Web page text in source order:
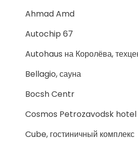
Ahmad Amd
Autochip 67
Autohaus на Королёва,
Bellagio, сауна
Bocsh Centr
Cosmos Petrozavodsk hotel
Cube, гостиничный комплекс